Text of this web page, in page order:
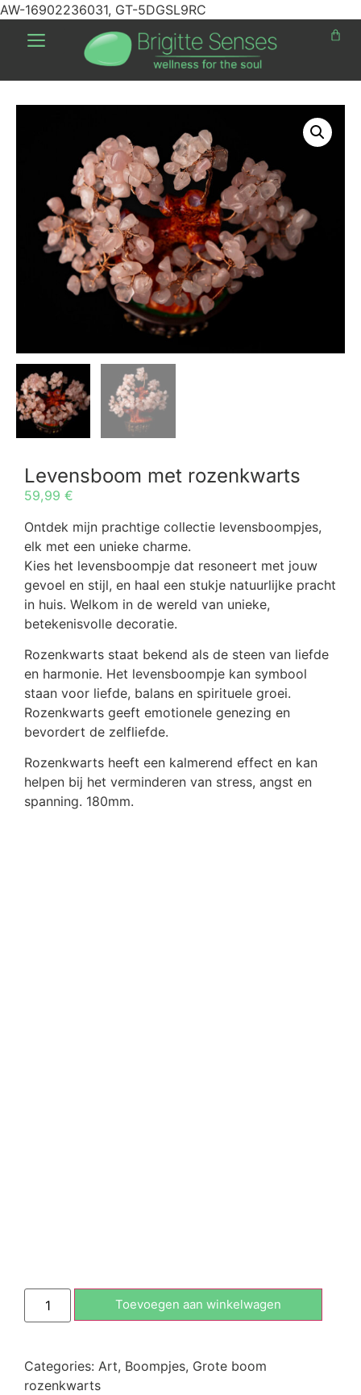
AW-16902236031, GT-5DGSL9RC
Levensboom met rozenkwarts
59,99 €
Ontdek mijn prachtige collectie levensboompjes,
elk met een unieke charme.
Kies het levensboompje dat resoneert met jouw
gevoel en stijl, en haal een stukje natuurlijke pracht
in huis. Welkom in de wereld van unieke,
betekenisvolle decoratie.
Rozenkwarts staat bekend als de steen van liefde
en harmonie. Het levensboompje kan symbool
staan voor liefde, balans en spirituele groei.
Rozenkwarts geeft emotionele genezing en
bevordert de zelfliefde.
Rozenkwarts heeft een kalmerend effect en kan
helpen bij het verminderen van stress, angst en
spanning. 180mm.
Toevoegen aan winkelwagen
Categories: Art, Boompjes, Grote boom
rozenkwarts